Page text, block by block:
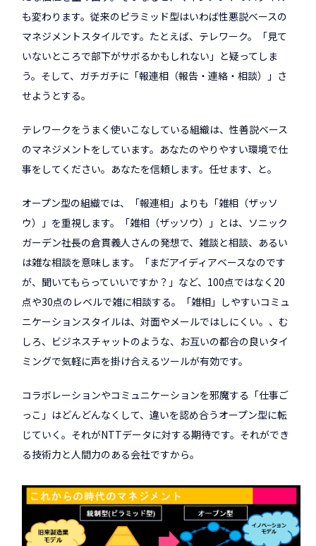
も変わります。従来のピラミッド型はいわば性悪説ベースの
マネジメントスタイルです。たとえば、テレワーク。「見て
いないところで部下がサボるかもしれない」と疑ってしま
う。そして、ガチガチに「報連相（報告・連絡・相談）」さ
せようとする。
テレワークをうまく使いこなしている組織は、性善説ベース
のマネジメントをしています。あなたのやりやすい環境で仕
事をしてください。あなたを信頼します。任せます、と。
オープン型の組織では、「報連相」よりも「雑相（ザッソ
ウ）」を重視します。「雑相（ザッソウ）」とは、ソニック
ガーデン社長の倉貫義人さんの発想で、雑談と相談、あるい
は雑な相談を意味します。「まだアイディアベースなのです
が、聞いてもらっていいですか？」など、100点ではなく20
点や30点のレベルで雑に相談する。「雑相」しやすいコミュ
ニケーションスタイルは、対面やメールではしにくい。、む
しろ、ビジネスチャットのような、お互いの都合の良いタイ
ミングで気軽に声を掛け合えるツールが有効です。
コラボレーションやコミュニケーションを邪魔する「仕事ご
っこ」はどんどんなくして、違いを認め合うオープン型に転
じていく。それがNTTデータに対する期待です。それができ
る技術力と人間力のある会社ですから。